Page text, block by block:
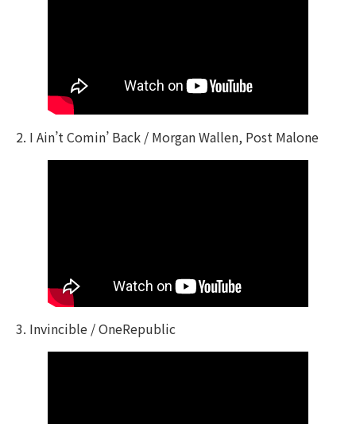
2. I Ain’t Comin’ Back / Morgan Wallen, Post Malone
3. Invincible / OneRepublic